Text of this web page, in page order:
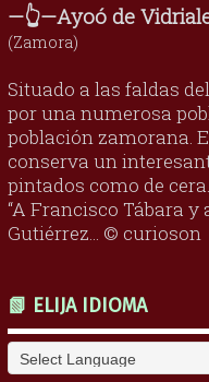
—👆—Ayoó de
(Zamora)
Situado a las faldas
por una numerosa
población zamorana.
conserva un
pintados como de
“A Francisco Tábara
Gutiérrez... © curioson
📗 ELIJA IDIOMA